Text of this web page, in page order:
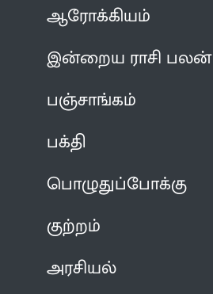
ஆரோக்கியம்
இன்றைய ராசி பலன்
பஞ்சாங்கம்
பக்தி
பொழுதுப்போக்கு
குற்றம்
அரசியல்